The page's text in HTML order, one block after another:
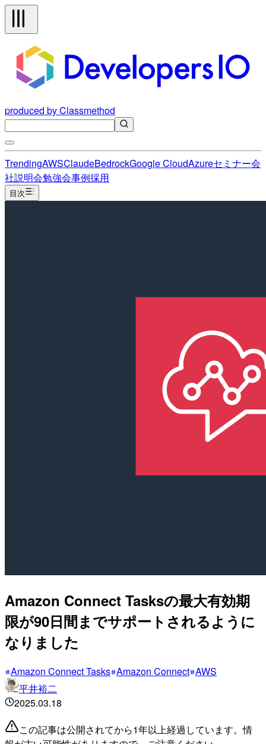
produced by Classmethod
TrendingAWSClaudeBedrockGoogle CloudAzureセミナー会
社説明会勉強会事例採用
目次
Amazon Connect Tasksの最大有効期
限が90日間までサポートされるように
なりました
Amazon Connect Tasks Amazon Connect AWS
平井裕二
2025.03.18
この記事は公開されてから1年以上経過しています。情